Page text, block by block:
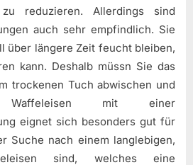
zu reduzieren. Allerdings sind
auch sehr empfindlich. Sie
über längere Zeit feucht bleiben,
kann. Deshalb müssn Sie das
trockenen Tuch abwischen und
mit einer
eignet sich besonders gut für
Suche nach einem langlebigen,
sind, welches eine